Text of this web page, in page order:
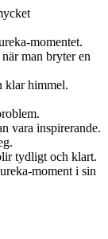
momentet.
man bryter en
klar himmel.
vara inspirerande.
tydligt och klart.
moment i sin